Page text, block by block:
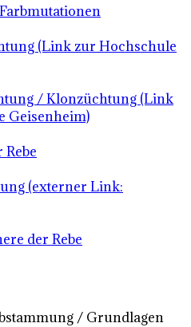
(Link zur Hochschule
/ Klonzüchtung (Link
Geisenheim)
(externer Link:
der Rebe
/ Grundlagen